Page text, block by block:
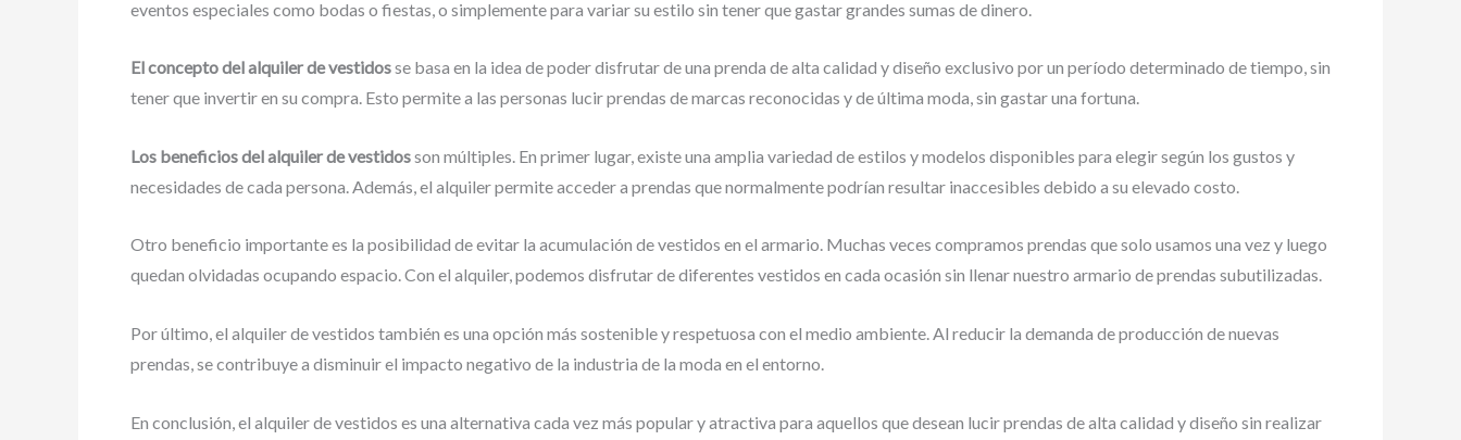
eventos especiales como bodas o fiestas, o simplemente para variar su estilo sin tener que gastar grandes sumas de dinero.
El concepto del alquiler de vestidosse basa en la idea de poder disfrutar de una prenda de alta calidad y diseño exclusivo por un período determinado de tiempo, sin
tener que invertir en su compra. Esto permite a las personas lucir prendas de marcas reconocidas y de última moda, sin gastar una fortuna.
Los beneficios del alquiler de vestidosson múltiples. En primer lugar, existe una amplia variedad de estilos y modelos disponibles para elegir según los gustos y
necesidades de cada persona. Además, el alquiler permite acceder a prendas que normalmente podrían resultar inaccesibles debido a su elevado costo.
Otro beneficio importante es la posibilidad de evitar la acumulación de vestidos en el armario. Muchas veces compramos prendas que solo usamos una vez y luego
quedan olvidadas ocupando espacio. Con el alquiler, podemos disfrutar de diferentes vestidos en cada ocasión sin llenar nuestro armario de prendas subutilizadas.
Por último, el alquiler de vestidos también es una opción más sostenible y respetuosa con el medio ambiente. Al reducir la demanda de producción de nuevas
prendas, se contribuye a disminuir el impacto negativo de la industria de la moda en el entorno.
En conclusión, el alquiler de vestidos es una alternativa cada vez más popular y atractiva para aquellos que desean lucir prendas de alta calidad y diseño sin realizar